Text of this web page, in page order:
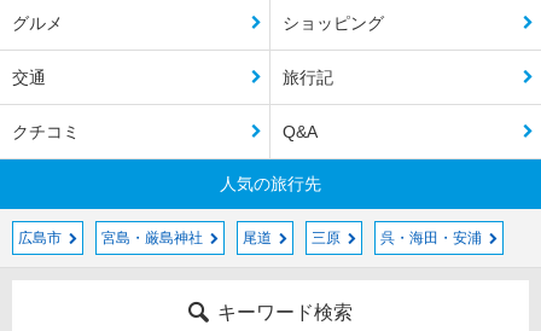
グルメ ショッピング
交通 旅行記
クチコミ Q&A
人気の旅行先
広島市 宮島・厳島神社 尾道 三原 呉・海田・安浦
キーワード検索